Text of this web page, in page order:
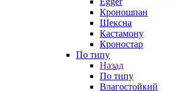
Кроношпан
Шексна
Кастамону
Кроностар
По типу
Назад
По типу
Влагостойкий